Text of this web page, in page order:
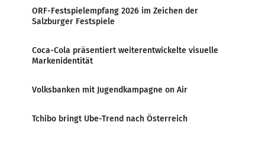
ORF-Festspielempfang 2026 im Zeichen der
Salzburger Festspiele
Coca-Cola präsentiert weiterentwickelte visuelle
Markenidentität
Volksbanken mit Jugendkampagne on Air
Tchibo bringt Ube-Trend nach Österreich